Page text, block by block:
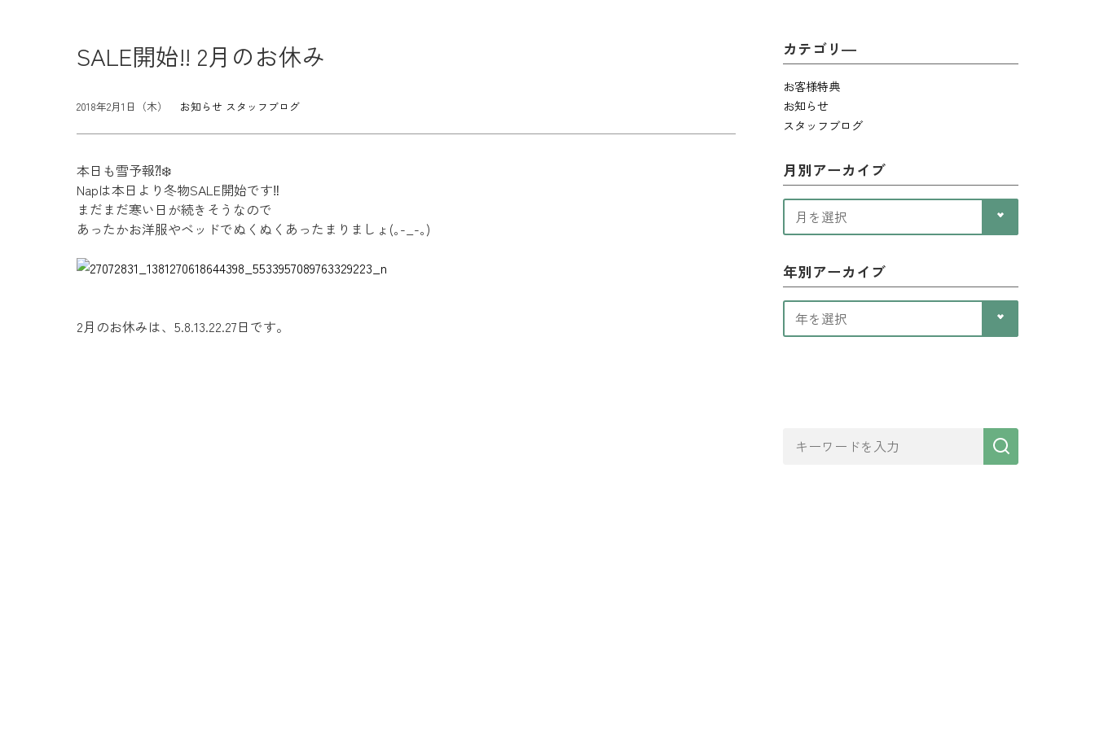
SALE開始!! 2月のお休み
2018年2月1日（木） お知らせ スタッフブログ
本日も雪予報⁈❄️
Napは本日より冬物SALE開始です‼︎
まだまだ寒い日が続きそうなので
あったかお洋服やベッドでぬくぬくあったまりましょ(｡-_-｡)
2月のお休みは、5.8.13.22.27日です。
カテゴリ―
お客様特典
お知らせ
スタッフブログ
月別アーカイブ
年別アーカイブ